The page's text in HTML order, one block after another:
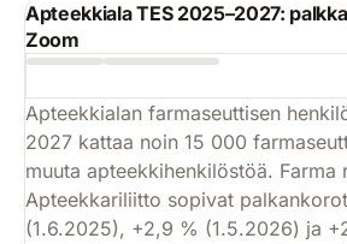
Apteekkiala TES 2025–2027:
Zoom
Apteekkialan farmaseuttisen
2027 kattaa noin 15 000
muuta apteekkihenkilöstöä. Farma
Apteekkariliitto sopivat
(1.6.2025), +2,9 % (1.5.2026) ja